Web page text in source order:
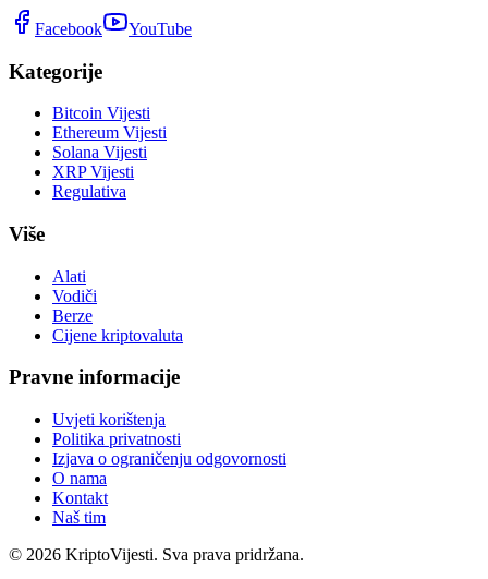
Facebook YouTube
Kategorije
Bitcoin Vijesti
Ethereum Vijesti
Solana Vijesti
XRP Vijesti
Regulativa
Više
Alati
Vodiči
Berze
Cijene kriptovaluta
Pravne informacije
Uvjeti korištenja
Politika privatnosti
Izjava o ograničenju odgovornosti
O nama
Kontakt
Naš tim
© 2026 KriptoVijesti. Sva prava pridržana.